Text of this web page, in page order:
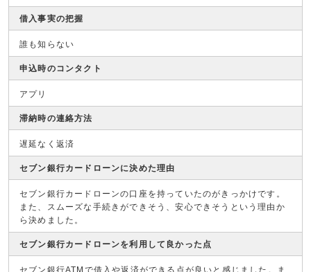
借入事実の把握
誰も知らない
申込時のコンタクト
アプリ
滞納時の連絡方法
遅延なく返済
セブン銀行カードローンに決めた理由
セブン銀行カードローンの口座を持っていたのがきっかけです。
また、スムーズな手続きができそう、安心できそうという理由か
ら決めました。
セブン銀行カードローンを利用して良かった点
セブン銀行ATMで借入や返済ができる点が良いと感じました。ま